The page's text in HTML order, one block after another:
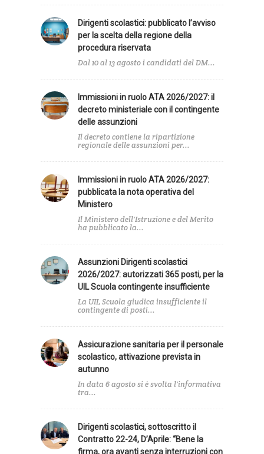
Dirigenti scolastici: pubblicato l’avviso
per la scelta della regione della
procedura riservata
Dal 10 al 13 agosto i candidati del DM...
Immissioni in ruolo ATA 2026/2027: il
decreto ministeriale con il contingente
delle assunzioni
Il decreto contiene la ripartizione
regionale delle assunzioni per...
Immissioni in ruolo ATA 2026/2027:
pubblicata la nota operativa del
Ministero
Il Ministero dell'Istruzione e del Merito
ha pubblicato la...
Assunzioni Dirigenti scolastici
2026/2027: autorizzati 365 posti, per la
UIL Scuola contingente insufficiente
La UIL Scuola giudica insufficiente il
contingente di posti...
Assicurazione sanitaria per il personale
scolastico, attivazione prevista in
autunno
In data 6 agosto si è svolta l'informativa
tra...
Dirigenti scolastici, sottoscritto il
Contratto 22-24, D’Aprile: “Bene la
firma, ora avanti senza interruzioni con